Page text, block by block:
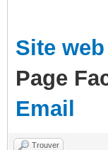
Site web
Page
Email
Trouver